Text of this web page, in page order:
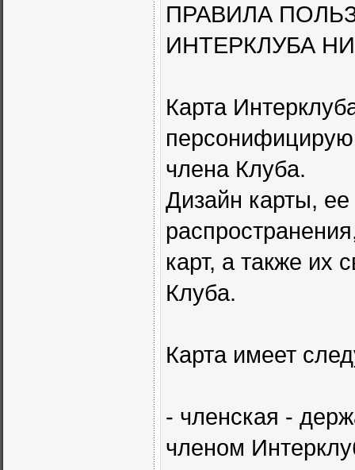
ПРАВИЛА
ИНТЕРКЛУБА
Карта
члена Клуба.
Дизайн карты, ее
карт, а также их
Клуба.
Карта имеет
- членская -
членом